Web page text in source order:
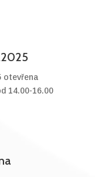
otevřena
14.00-16.00